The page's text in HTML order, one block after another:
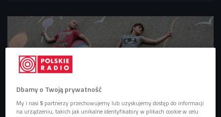
Dbamy o Twoją prywatność
My i nasi5 partnerzy przechowujemy lub uzyskujemy dostęp do informacji
na urządzeniu, takich jak unikalne identyfikatory w plikach cookie w celu